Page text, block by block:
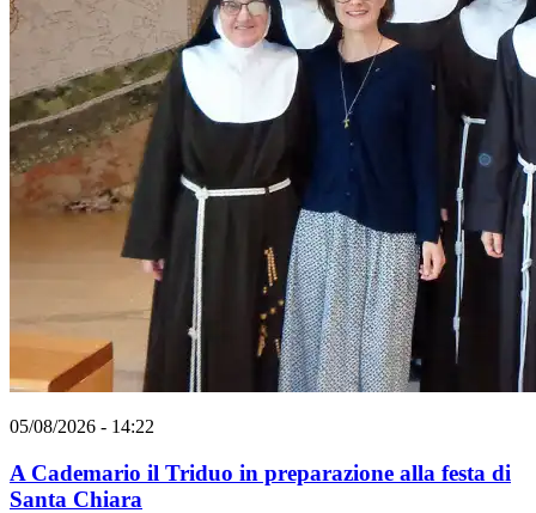
05/08/2026 - 14:22
A Cademario il Triduo in preparazione alla festa di
Santa Chiara